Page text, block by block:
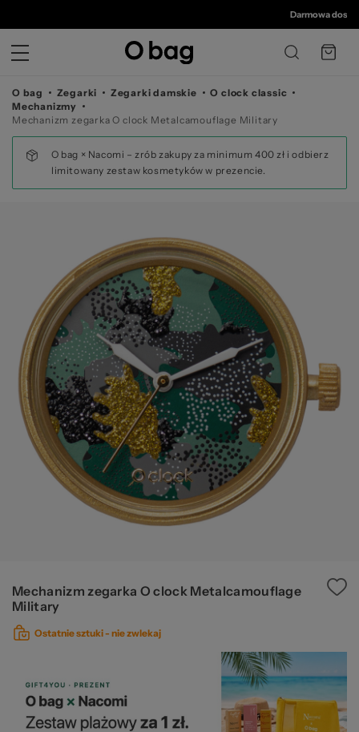
©
Darmowa
O bag Zegarki Zegarki damskie
O clock classic
Mechanizmy
Mechanizm zegarka O clock Metalcamouflage Military
O bag × Nacomi – zrób zakupy za minimum 400 zł i odbierz
limitowany zestaw kosmetyków w prezencie.
Mechanizm zegarka O clock Metalcamouflage
Military
Ostatnie sztuki - nie zwlekaj